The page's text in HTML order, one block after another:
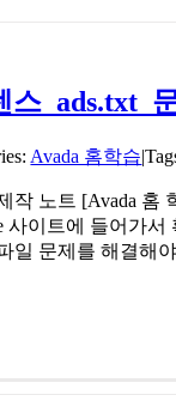
_ads.txt_
Avada 홈학습|
작 노트 [Avada 홈
사이트에 들어가
일 문제를 해결